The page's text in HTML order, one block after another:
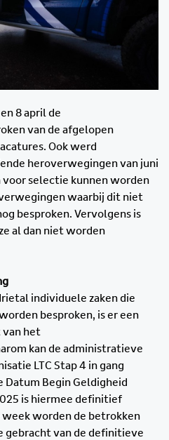
8 april de
van de afgelopen
Ook werd
heroverwegingen van juni
selectie kunnen worden
waarbij dit niet
besproken. Vervolgens is
al dan niet worden
individuele zaken die
besproken, is er een
van het
kan de administratieve
LTC Stap 4 in gang
Datum Begin Geldigheid
is hiermee definitief
worden de betrokken
gebracht van de definitieve